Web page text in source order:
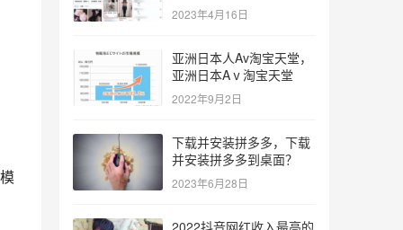
2023年4月16日
亚洲日本人Av淘宝天堂，
亚洲日本Aⅴ淘宝天堂
2022年9月2日
下载并安装拼多多，下载
并安装拼多多到桌面？
2023年6月28日
2022抖音网红收入最高的